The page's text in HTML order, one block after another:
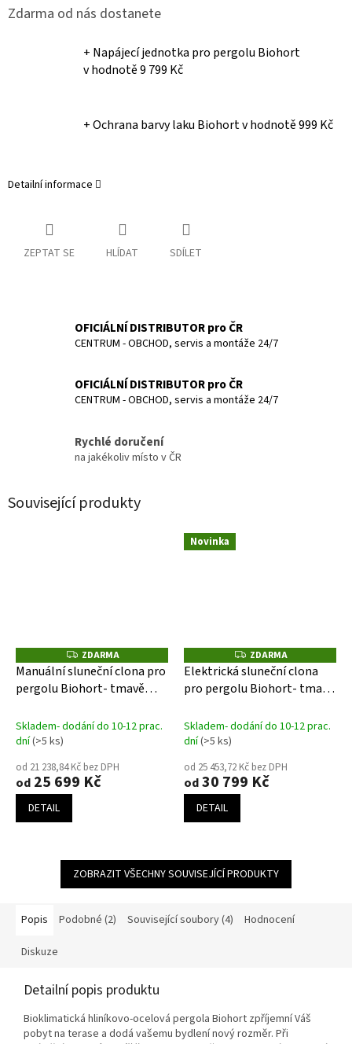
Zdarma od nás dostanete
+ Napájecí jednotka pro pergolu Biohort
v hodnotě 9 799 Kč
+ Ochrana barvy laku Biohortv hodnotě 999 Kč
Detailní informace
ZEPTAT SE HLÍDAT SDÍLET
OFICIÁLNÍ DISTRIBUTOR pro ČR
CENTRUM - OBCHOD, servis a montáže 24/7
OFICIÁLNÍ DISTRIBUTOR pro ČR
CENTRUM - OBCHOD, servis a montáže 24/7
Rychlé doručení
na jakékoliv místo v ČR
Související produkty
Z
D
A
R
ZDARMA
Manuální sluneční clona pro
pergolu Biohort- tmavě
Skladem- dodání do 10-12 prac.
dní(>5 ks)
od 21 238,84 Kč bez DPH
od 25 699 Kč
DETAIL
Novinka
Z
D
A
R
ZDARMA
Elektrická sluneční clona
pro pergolu Biohort- tmavě
Skladem- dodání do 10-12 prac.
dní(>5 ks)
od 25 453,72 Kč bez DPH
od30 799 Kč
DETAIL
ZOBRAZIT VŠECHNY SOUVISEJÍCÍ PRODUKTY
Popis Podobné (2) Související soubory (4) Hodnocení
Diskuze
Detailní popis produktu
Bioklimatická hliníkovo-ocelová pergola Biohort zpříjemní Váš
pobyt na terase a dodá vašemu bydlení nový rozměr. Při